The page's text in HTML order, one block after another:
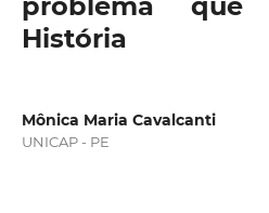
História
Mônica Maria Cavalcanti
UNICAP - PE